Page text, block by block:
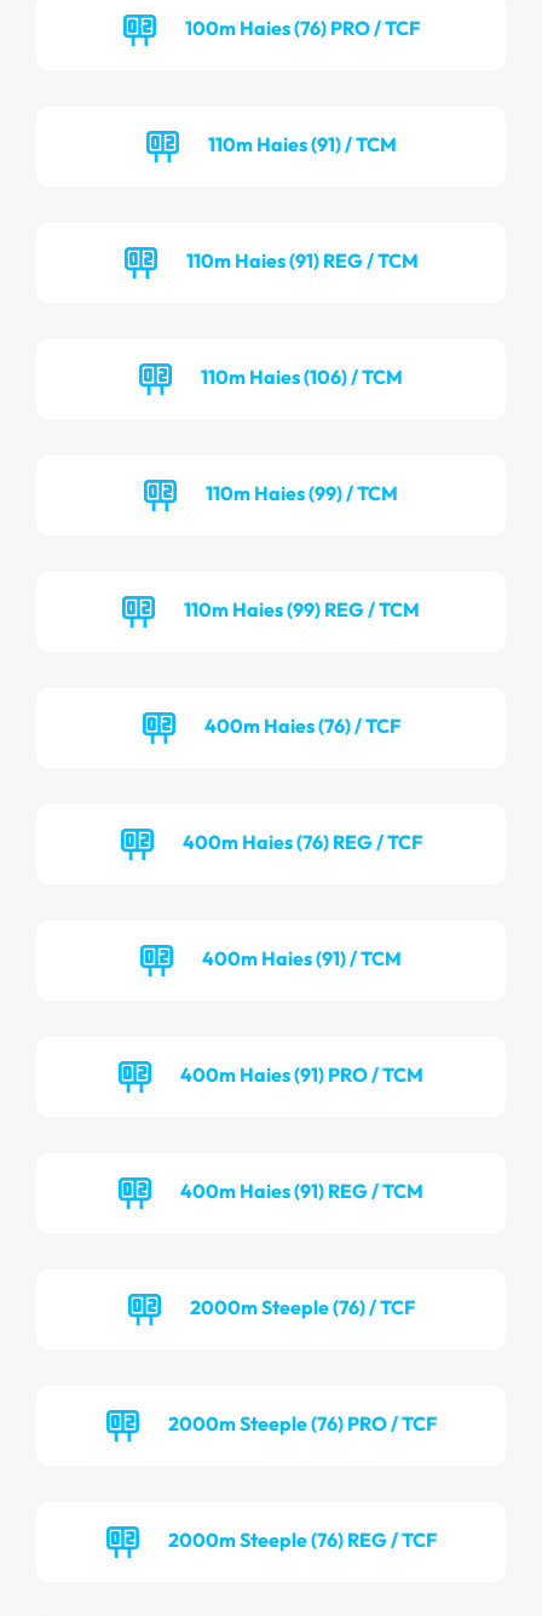
100m Haies (76) PRO / TCF
110m Haies (91) / TCM
110m Haies (91) REG / TCM
110m Haies (106) / TCM
110m Haies (99) / TCM
110m Haies (99) REG / TCM
400m Haies (76) / TCF
400m Haies (76) REG / TCF
400m Haies (91) / TCM
400m Haies (91) PRO / TCM
400m Haies (91) REG / TCM
2000m Steeple (76) / TCF
2000m Steeple (76) PRO / TCF
2000m Steeple (76) REG / TCF